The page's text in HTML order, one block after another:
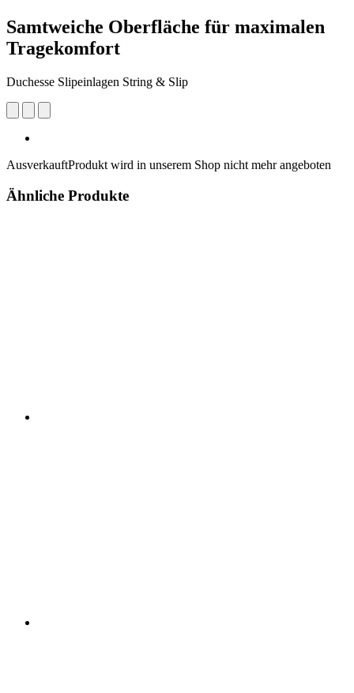
Samtweiche Oberfläche für maximalen
Tragekomfort
Duchesse Slipeinlagen String & Slip
AusverkauftProdukt wird in unserem Shop nicht mehr angeboten
Ähnliche Produkte